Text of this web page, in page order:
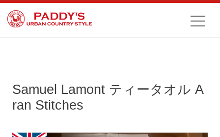
Samuel Lamont ティータオル A
ran Stitches